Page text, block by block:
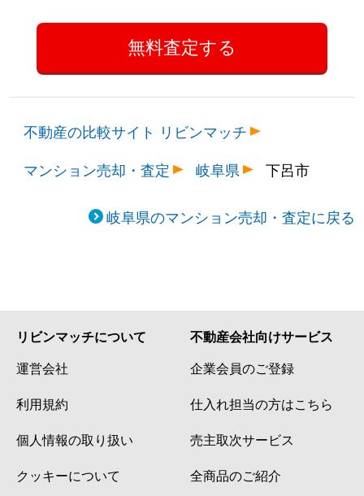
不動産の比較サイト リビンマッチ
マンション売却・査定
岐阜県 下呂市
岐阜県のマンション売却・査定に戻る
リビンマッチについて
運営会社
利用規約
個人情報の取り扱い
クッキーについて
不動産会社向けサービス
企業会員のご登録
仕入れ担当の方はこちら
売主取次サービス
全商品のご紹介